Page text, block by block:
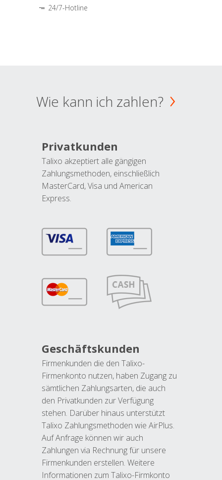
24/7-Hotline
Wie kann ich zahlen?
Privatkunden
Talixo akzeptiert alle gängigen
Zahlungsmethoden, einschließlich
MasterCard, Visa und American
Express.
Geschäftskunden
Firmenkunden die den Talixo-
Firmenkonto nutzen, haben Zugang zu
sämtlichen Zahlungsarten, die auch
den Privatkunden zur Verfügung
stehen. Darüber hinaus unterstützt
Talixo Zahlungsmethoden wie AirPlus.
Auf Anfrage können wir auch
Zahlungen via Rechnung für unsere
Firmenkunden erstellen. Weitere
Informationen zum Talixo-Firmkonto